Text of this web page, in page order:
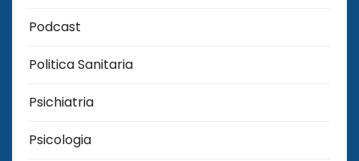
Podcast
Politica Sanitaria
Psichiatria
Psicologia